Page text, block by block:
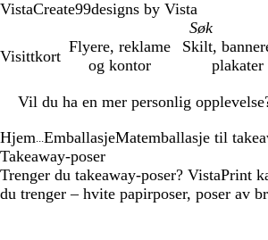
VistaCreate99designs by Vista
Visittkort
Flyere, reklame
og kontor
Skilt,
plakater
Vil du ha en mer personlig
1
Hjem EmballasjeMatemballasje til
Takeaway-poser
Trenger du takeaway-poser? VistaPrint
du trenger – hvite papirposer, poser av